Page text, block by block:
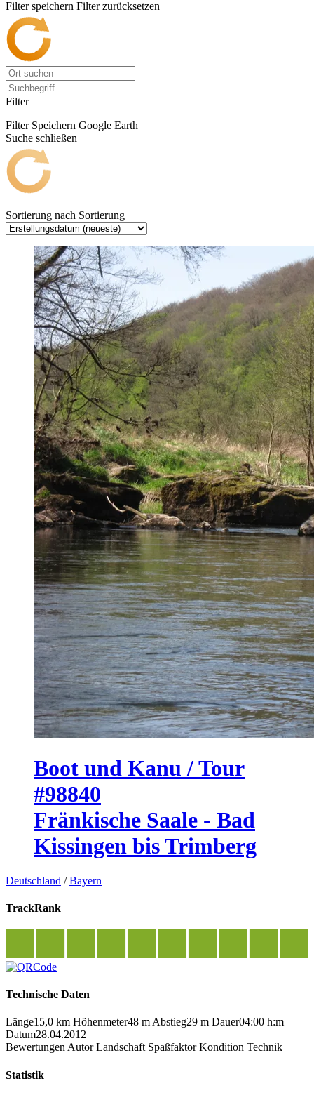
Filter speichern Filter zurücksetzen
Filter
Filter Speichern Google Earth
Suche schließen
Sortierung nach Sortierung
Boot und Kanu / Tour
#98840
Fränkische Saale - Bad
Kissingen bis Trimberg
Deutschland /Bayern
TrackRank
Technische Daten
Länge15,0 km Höhenmeter48 m Abstieg29 m Dauer04:00 h:m
Datum28.04.2012
Bewertungen Autor Landschaft Spaßfaktor Kondition Technik
Statistik